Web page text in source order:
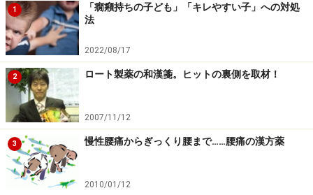
桂皮…クスノキ科のケイの樹皮を使用。粉末はお菓
子などに使用されるスパイスのシナモン
芍薬…ボタン科のシャクヤクの根を使用。綺麗な花
を咲かせるので観葉植物としても有名
大棗…クロウメモドキ科のナツメの実を使用。ドラ
イフルーツとしても市販されている
生姜…ショウガ科のショウガの根を使用。生薬とし
て使用するときの呼び名は「しょうが」ではなく
1
「癇癪持ちの子ども」「キレやすい子」への対処
法
2022/08/17
2 ロート製薬の和漢箋。ヒットの裏側を取材！
2007/11/12
3 慢性腰痛からぎっくり腰まで……腰痛の漢方薬
2010/01/12